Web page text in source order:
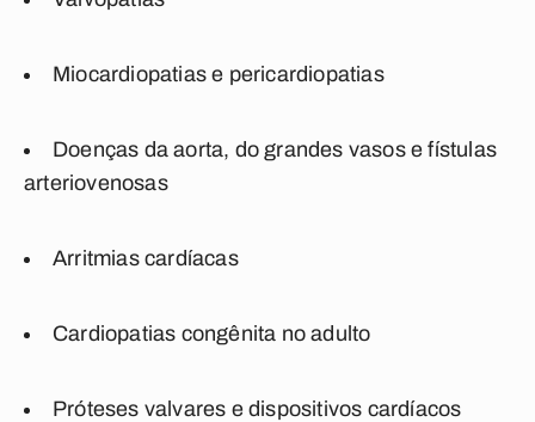
Miocardiopatias e pericardiopatias
Doenças da aorta, do grandes vasos e fístulas
arteriovenosas
Arritmias cardíacas
Cardiopatias congênita no adulto
Próteses valvares e dispositivos cardíacos